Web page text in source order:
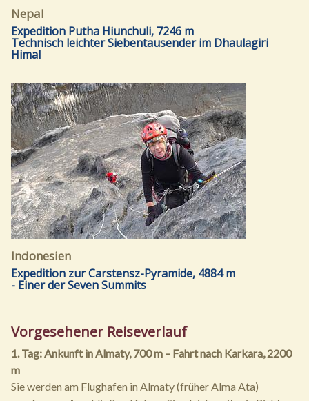
Nepal
Expedition Putha Hiunchuli, 7246 m
Technisch leichter Siebentausender im Dhaulagiri
Himal
Indonesien
Expedition zur Carstensz-Pyramide, 4884 m
- Einer der Seven Summits
Vorgesehener Reiseverlauf
1. Tag: Ankunft in Almaty, 700 m – Fahrt nach Karkara, 2200
m
Sie werden am Flughafen in Almaty (früher Alma Ata)